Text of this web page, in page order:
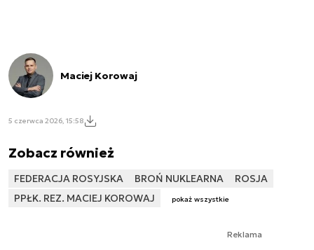
Maciej Korowaj
5 czerwca 2026, 15:58
Zobacz również
FEDERACJA ROSYJSKA BROŃ NUKLEARNA
ROSJA
PPŁK. REZ. MACIEJ KOROWAJ
pokaż wszystkie
Reklama